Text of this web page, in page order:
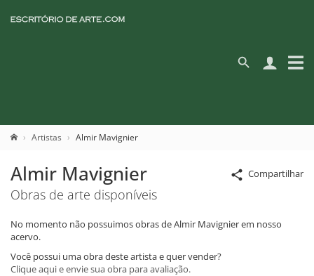
Artistas Almir Mavignier
Compartilhar
Almir Mavignier
Obras de arte disponíveis
No momento não possuimos obras de Almir Mavignier em nosso
acervo.
Você possui uma obra deste artista e quer vender?
Clique aqui e envie sua obra para avaliação.